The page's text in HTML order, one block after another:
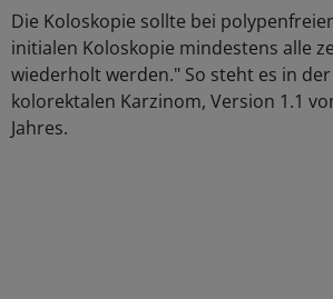
Die Koloskopie sollte bei
initialen Koloskopie mindestens alle
wiederholt werden." So steht es in
kolorektalen Karzinom, Version 1.1
Jahres.